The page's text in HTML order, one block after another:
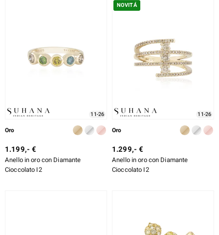
11-26
Oro
1.199,- €
Anello in oro con Diamante
Cioccolato I2
NOVITÁ
11-26
Oro
1.299,- €
Anello in oro con Diamante
Cioccolato I2